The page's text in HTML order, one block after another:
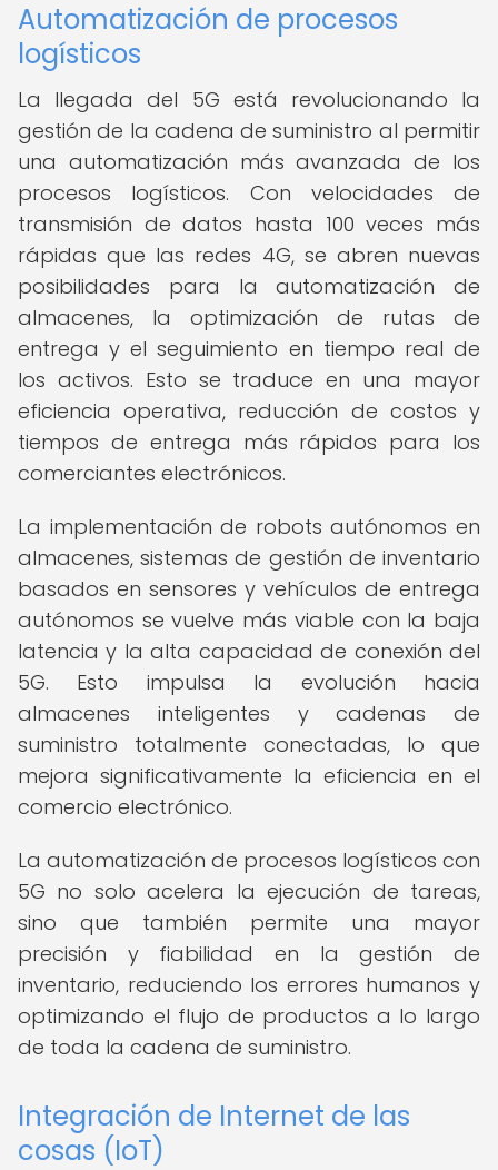
Automatización de procesos
logísticos
La llegada del 5G está revolucionando la
gestión de la cadena de suministro al permitir
una automatización más avanzada de los
procesos logísticos. Con velocidades de
transmisión de datos hasta 100 veces más
rápidas que las redes 4G, se abren nuevas
posibilidades para la automatización de
almacenes, la optimización de rutas de
entrega y el seguimiento en tiempo real de
los activos. Esto se traduce en una mayor
eficiencia operativa, reducción de costos y
tiempos de entrega más rápidos para los
comerciantes electrónicos.
La implementación de robots autónomos en
almacenes, sistemas de gestión de inventario
basados en sensores y vehículos de entrega
autónomos se vuelve más viable con la baja
latencia y la alta capacidad de conexión del
5G. Esto impulsa la evolución hacia
almacenes inteligentes y cadenas de
suministro totalmente conectadas, lo que
mejora significativamente la eficiencia en el
comercio electrónico.
La automatización de procesos logísticos con
5G no solo acelera la ejecución de tareas,
sino que también permite una mayor
precisión y fiabilidad en la gestión de
inventario, reduciendo los errores humanos y
optimizando el flujo de productos a lo largo
de toda la cadena de suministro.
Integración de Internet de las
cosas (IoT)